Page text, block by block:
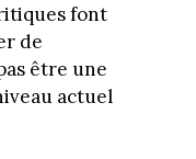
font
de
être une
actuel